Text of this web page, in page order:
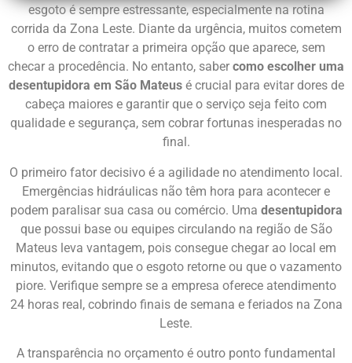
esgoto é sempre estressante, especialmente na rotina
corrida da Zona Leste. Diante da urgência, muitos cometem
o erro de contratar a primeira opção que aparece, sem
checar a procedência. No entanto, saber como escolher uma
desentupidora em São Mateusé crucial para evitar dores de
cabeça maiores e garantir que o serviço seja feito com
qualidade e segurança, sem cobrar fortunas inesperadas no
final.
O primeiro fator decisivo é a agilidade no atendimento local.
Emergências hidráulicas não têm hora para acontecer e
podem paralisar sua casa ou comércio. Uma desentupidora
que possui base ou equipes circulando na região de São
Mateus leva vantagem, pois consegue chegar ao local em
minutos, evitando que o esgoto retorne ou que o vazamento
piore. Verifique sempre se a empresa oferece atendimento
24 horas real, cobrindo finais de semana e feriados na Zona
Leste.
A transparência no orçamento é outro ponto fundamental